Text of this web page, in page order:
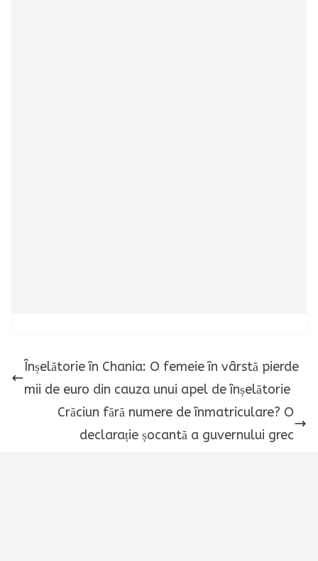
Înșelătorie în Chania: O femeie în vârstă pierde
mii de euro din cauza unui apel de înșelătorie
Crăciun fără numere de înmatriculare? O
declarație șocantă a guvernului grec